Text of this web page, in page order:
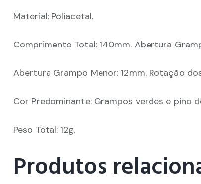
Material: Poliacetal.
Comprimento Total: 140mm. Abertura
Abertura Grampo Menor: 12mm. Rotação
Cor Predominante: Grampos verdes e pino
Peso Total: 12g.
Produtos